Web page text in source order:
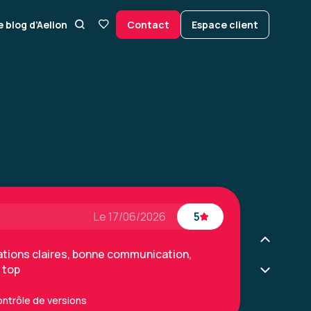
blog d’Aelion Contact Espace client
Le 17/06/2026 5
claires, bonne communication,
top
de versions